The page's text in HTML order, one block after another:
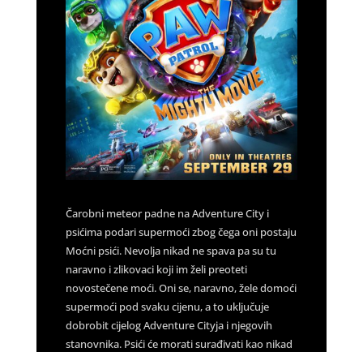
Čarobni meteor padne na Adventure City i
psićima podari supermoći zbog čega oni postaju
Moćni psići. Nevolja nikad ne spava pa su tu
naravno i zlikovaci koji im želi preoteti
novostečene moći. Oni se, naravno, žele domoći
supermoći pod svaku cijenu, a to uključuje
dobrobit cijelog Adventure Cityja i njegovih
stanovnika. Psići će morati surađivati kao nikad